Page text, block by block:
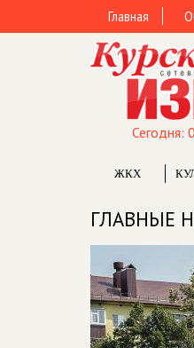
Главная
Сегодня:
ЖКХ
ГЛАВНЫЕ